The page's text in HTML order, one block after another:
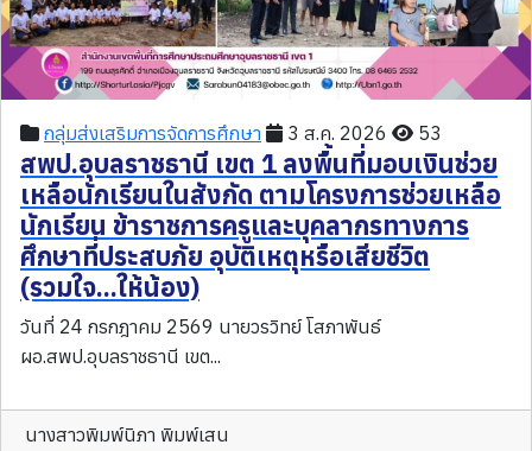
กลุ่มส่งเสริมการจัดการศึกษา 3 ส.ค. 2026 53
สพป.อุบลราชธานี เขต 1 ลงพื้นที่มอบเงินช่วย
เหลือนักเรียนในสังกัด ตามโครงการช่วยเหลือ
นักเรียน ข้าราชการครูและบุคลากรทางการ
ศึกษาที่ประสบภัย อุบัติเหตุหรือเสียชีวิต
(รวมใจ...ให้น้อง)
วันที่ 24 กรกฎาคม 2569 นายวรวิทย์ โสภาพันธ์
ผอ.สพป.อุบลราชธานี เขต...
นางสาวพิมพ์นิภา พิมพ์เสน